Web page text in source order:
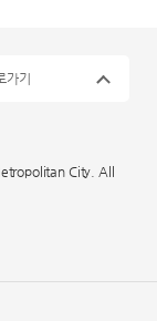
City. All
가기